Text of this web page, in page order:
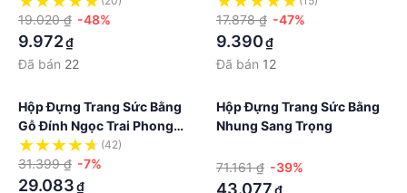
19.020 ₫ -48%
9.972₫
Đã bán 22
17.878 ₫ -47%
9.390₫
Đã bán 12
Hộp Đựng Trang Sức Bằng
Gỗ Đính Ngọc Trai Phong
Cách Vintage (42)
31.399 ₫ -7%
29.083₫
Hộp Đựng Trang Sức Bằng
Nhung Sang Trọng
71.161 ₫ -39%
43.077₫